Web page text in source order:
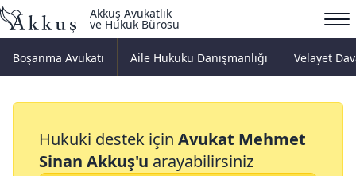
Akkuş Avukatlık
ve Hukuk Bürosu
Boşanma Avukatı Aile Hukuku Danışmanlığı Velayet
Hukuki destek için Avukat Mehmet
Sinan Akkuş'u arayabilirsiniz